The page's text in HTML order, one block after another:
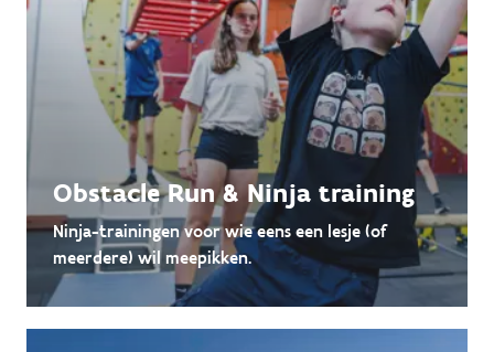
Obstacle Run & Ninja training
Ninja-trainingen voor wie eens een lesje (of
meerdere) wil meepikken.